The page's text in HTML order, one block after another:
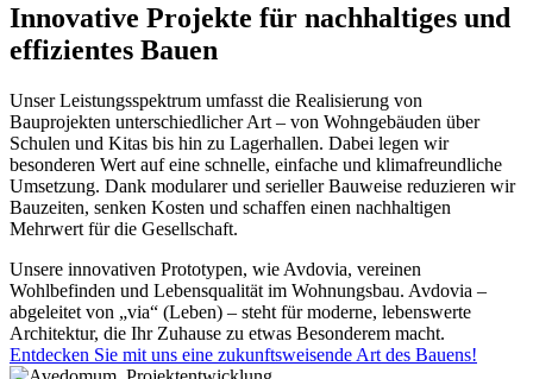
Innovative Projekte für nachhaltiges und
effizientes Bauen
Unser Leistungsspektrum umfasst die Realisierung von
Bauprojekten unterschiedlicher Art – von Wohngebäuden über
Schulen und Kitas bis hin zu Lagerhallen. Dabei legen wir
besonderen Wert auf eine schnelle, einfache und klimafreundliche
Umsetzung. Dank modularer und serieller Bauweise reduzieren wir
Bauzeiten, senken Kosten und schaffen einen nachhaltigen
Mehrwert für die Gesellschaft.
Unsere innovativen Prototypen, wie Avdovia, vereinen
Wohlbefinden und Lebensqualität im Wohnungsbau. Avdovia –
abgeleitet von „via“ (Leben) – steht für moderne, lebenswerte
Architektur, die Ihr Zuhause zu etwas Besonderem macht.
Entdecken Sie mit uns eine zukunftsweisende Art des Bauens!